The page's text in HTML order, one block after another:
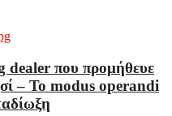
που προμήθευε
– Το modus operandi